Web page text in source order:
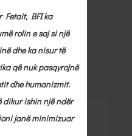
Fetait, BFI ka
rolin e saj si një
dhe ka nisur të
që nuk pasqyrojnë
dhe humanizmit.
dikur ishin një ndër
janë minimizuar